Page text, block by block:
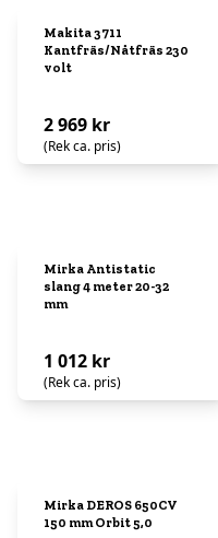
Makita 3711
Kantfräs/Nåtfräs 230
volt
2 969 kr
(Rek ca. pris)
Mirka Antistatic
slang 4 meter 20-32
mm
1 012 kr
(Rek ca. pris)
Mirka DEROS 650CV
150 mm Orbit 5,0